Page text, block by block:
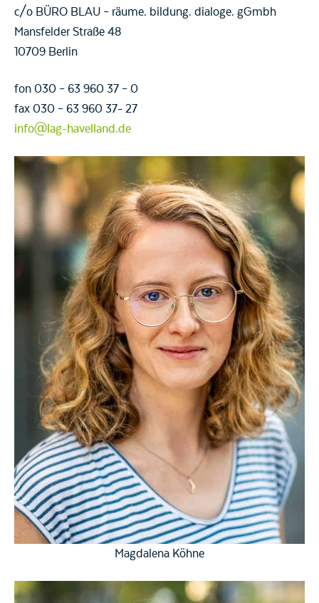
c/o BÜRO BLAU – räume. bildung. dialoge. gGmbh
Mansfelder Straße 48
10709 Berlin
fon 030 – 63 960 37 – 0
fax 030 – 63 960 37- 27
info@lag-havelland.de
Magdalena Köhne